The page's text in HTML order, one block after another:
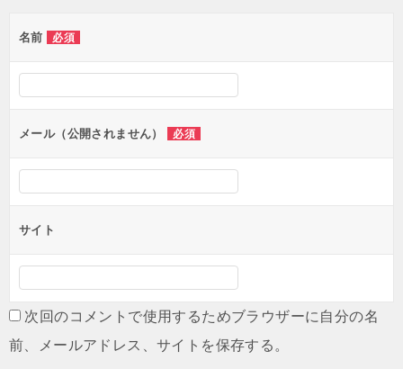
ー
シ
ョ
ン
名前 必須
メール（公開されません） 必須
サイト
次回のコメントで使用するためブラウザーに自分の名
前、メールアドレス、サイトを保存する。